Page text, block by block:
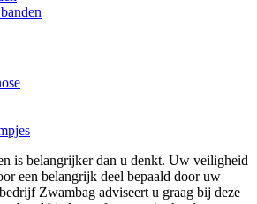
is belangrijker dan u denkt. Uw veiligheid
een belangrijk deel bepaald door uw
Zwambag adviseert u graag bij deze